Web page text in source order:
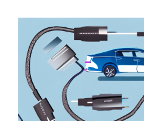
grösseres
Bild